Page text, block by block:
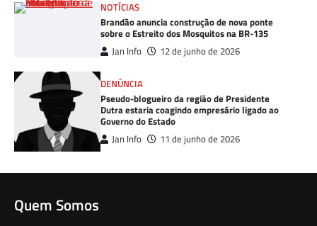
NOTÍCIAS
Brandão anuncia construção de nova ponte
sobre o Estreito dos Mosquitos na BR-135
Jan Info 12 de junho de 2026
DENÚNCIA
Pseudo-blogueiro da região de Presidente
Dutra estaria coagindo empresário ligado ao
Governo do Estado
Jan Info 11 de junho de 2026
Quem Somos